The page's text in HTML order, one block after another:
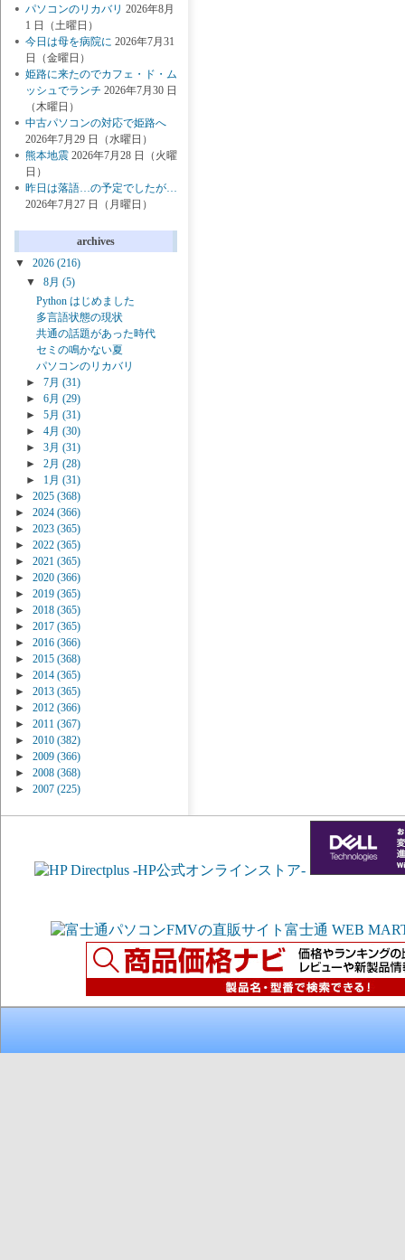
パソコンのリカバリ 2026年8月
1 日（土曜日）
今日は母を病院に 2026年7月31
日（金曜日）
姫路に来たのでカフェ・ド・ム
ッシュでランチ 2026年7月30 日
（木曜日）
中古パソコンの対応で姫路へ
2026年7月29 日（水曜日）
熊本地震 2026年7月28 日（火曜
日）
昨日は落語…の予定でしたが…
2026年7月27 日（月曜日）
archives
▼
2026 (216)
▼
8月 (5)
Python はじめました
多言語状態の現状
共通の話題があった時代
セミの鳴かない夏
パソコンのリカバリ
►
7月 (31)
►
6月 (29)
►
5月 (31)
►
4月 (30)
►
3月 (31)
►
2月 (28)
►
1月 (31)
►
2025 (368)
►
2024 (366)
►
2023 (365)
►
2022 (365)
►
2021 (365)
►
2020 (366)
►
2019 (365)
►
2018 (365)
►
2017 (365)
►
2016 (366)
►
2015 (368)
►
2014 (365)
►
2013 (365)
►
2012 (366)
►
2011 (367)
►
2010 (382)
►
2009 (366)
►
2008 (368)
►
2007 (225)